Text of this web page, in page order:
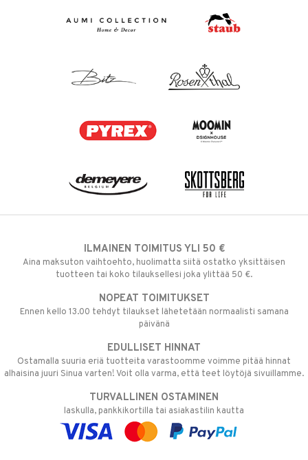
ILMAINEN TOIMITUS YLI 50 €
Aina maksuton vaihtoehto, huolimatta siitä ostatko yksittäisen
tuotteen tai koko tilauksellesi joka ylittää 50 €.
NOPEAT TOIMITUKSET
Ennen kello 13.00 tehdyt tilaukset lähetetään normaalisti samana
päivänä
EDULLISET HINNAT
Ostamalla suuria eriä tuotteita varastoomme voimme pitää hinnat
alhaisina juuri Sinua varten! Voit olla varma, että teet löytöjä sivuillamme.
TURVALLINEN OSTAMINEN
laskulla, pankkikortilla tai asiakastilin kautta